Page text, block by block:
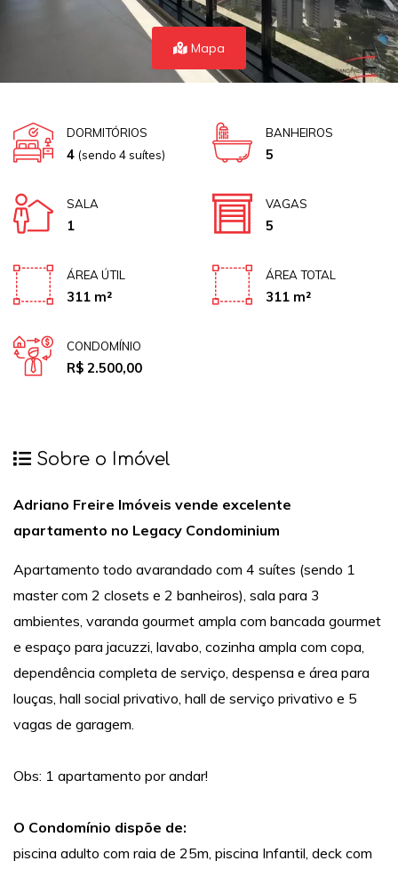
Mapa
DORMITÓRIOS
4 (sendo 4 suítes)
BANHEIROS
5
SALA
1
VAGAS
5
ÁREA ÚTIL
311 m²
ÁREA TOTAL
311 m²
CONDOMÍNIO
R$ 2.500,00
Sobre o Imóvel
Adriano Freire Imóveis vende excelente
apartamento no Legacy Condominium
Apartamento todo avarandado com 4 suítes (sendo 1
master com 2 closets e 2 banheiros), sala para 3
ambientes, varanda gourmet ampla com bancada gourmet
e espaço para jacuzzi, lavabo, cozinha ampla com copa,
dependência completa de serviço, despensa e área para
louças, hall social privativo, hall de serviço privativo e 5
vagas de garagem.
Obs: 1 apartamento por andar!
O Condomínio dispõe de:
piscina adulto com raia de 25m, piscina Infantil, deck com